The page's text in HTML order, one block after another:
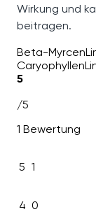
Wirkung und
beitragen.
Beta-Myrcen
Caryophyllen
5
/5
1 Bewertung
5 1
4 0